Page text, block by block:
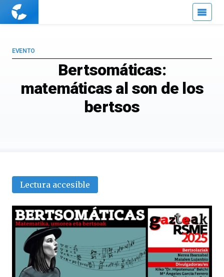
Cuaderno
Bertsomáticas:
matemáticas al son de los
bertsos
EVENTO
Lectura accesible